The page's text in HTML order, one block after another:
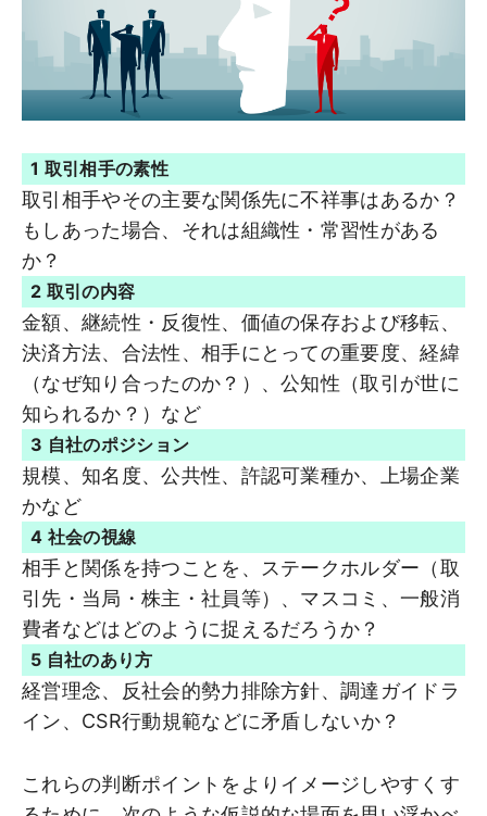
1 取引相手の素性
取引相手やその主要な関係先に不祥事はあるか？
もしあった場合、それは組織性・常習性がある
か？
2 取引の内容
金額、継続性・反復性、価値の保存および移転、
決済方法、合法性、相手にとっての重要度、経緯
（なぜ知り合ったのか？）、公知性（取引が世に
知られるか？）など
3 自社のポジション
規模、知名度、公共性、許認可業種か、上場企業
かなど
4 社会の視線
相手と関係を持つことを、ステークホルダー（取
引先・当局・株主・社員等）、マスコミ、一般消
費者などはどのように捉えるだろうか？
5 自社のあり方
経営理念、反社会的勢力排除方針、調達ガイドラ
イン、CSR行動規範などに矛盾しないか？
これらの判断ポイントをよりイメージしやすくす